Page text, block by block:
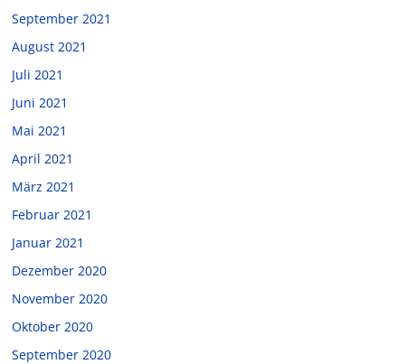
September 2021
August 2021
Juli 2021
Juni 2021
Mai 2021
April 2021
März 2021
Februar 2021
Januar 2021
Dezember 2020
November 2020
Oktober 2020
September 2020